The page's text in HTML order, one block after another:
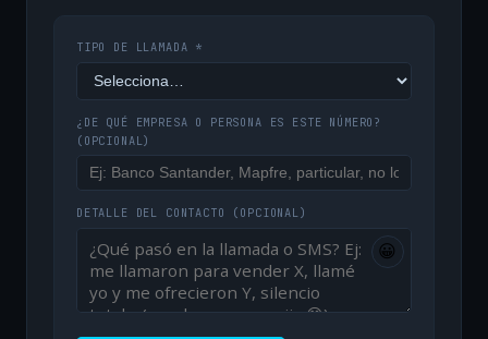
TIPO DE LLAMADA *
¿DE QUÉ EMPRESA O PERSONA ES ESTE NÚMERO?
(OPCIONAL)
DETALLE DEL CONTACTO (OPCIONAL)
😀